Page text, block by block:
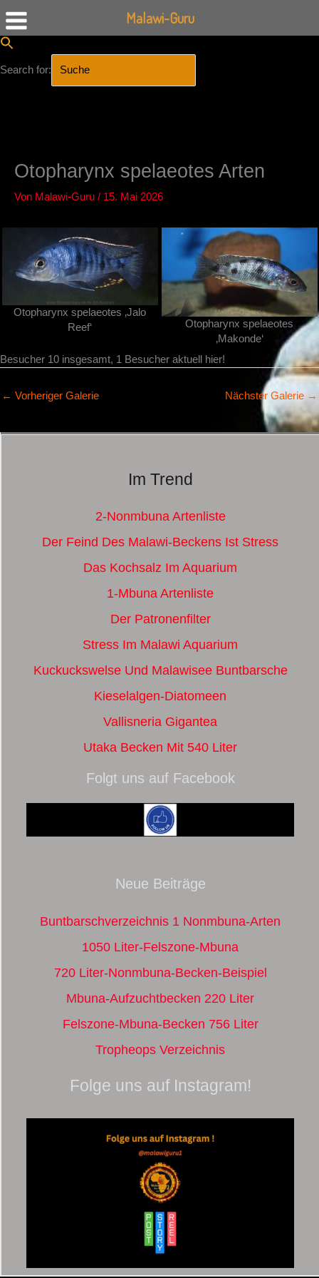
Search for:
Otopharynx spelaeotes Arten
Von Malawi-Guru / 15. Mai 2026
Otopharynx spelaeotes ‚Jalo
Reef‘
Otopharynx spelaeotes
‚Makonde‘
Besucher 10 insgesamt, 1 Besucher aktuell hier!
← Vorheriger Galerie Nächster Galerie →
Im Trend
2-Nonmbuna Artenliste
Der Feind Des Malawi-Beckens Ist Stress
Das Kochsalz Im Aquarium
1-Mbuna Artenliste
Der Patronenfilter
Stress Im Malawi Aquarium
Kuckuckswelse Und Malawisee Buntbarsche
Kieselalgen-Diatomeen
Vallisneria Gigantea
Utaka Becken Mit 540 Liter
Folgt uns auf Facebook
Neue Beiträge
Buntbarschverzeichnis 1 Nonmbuna-Arten
1050 Liter-Felszone-Mbuna
720 Liter-Nonmbuna-Becken-Beispiel
Mbuna-Aufzuchtbecken 220 Liter
Felszone-Mbuna-Becken 756 Liter
Tropheops Verzeichnis
Folge uns auf Instagram!
Malawi-Guru